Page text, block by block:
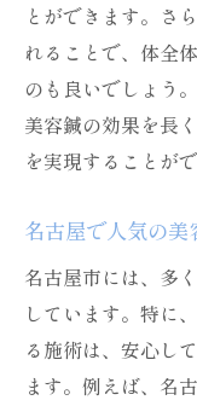
とができます。さ
れることで、体全
のも良いでしょう
美容鍼の効果を長
を実現することが
名古屋で人気の
名古屋市には、多
しています。特に
る施術は、安心し
ます。例えば、名